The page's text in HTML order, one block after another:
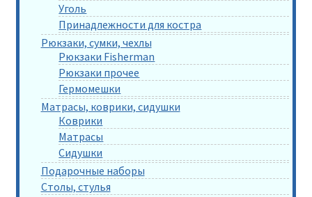
Уголь
Принадлежности для костра
Рюкзаки, сумки, чехлы
Рюкзаки Fisherman
Рюкзаки прочее
Гермомешки
Матрасы, коврики, сидушки
Коврики
Матрасы
Сидушки
Подарочные наборы
Столы, стулья